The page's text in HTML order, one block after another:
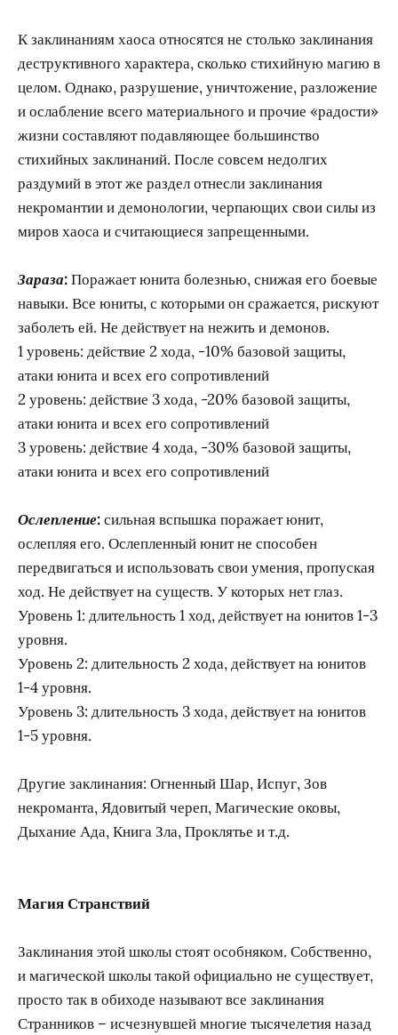
К заклинаниям хаоса относятся не столько заклинания
деструктивного характера, сколько стихийную магию в
целом. Однако, разрушение, уничтожение, разложение
и ослабление всего материального и прочие «радости»
жизни составляют подавляющее большинство
стихийных заклинаний. После совсем недолгих
раздумий в этот же раздел отнесли заклинания
некромантии и демонологии, черпающих свои силы из
миров хаоса и считающиеся запрещенными.
Зараза:Поражает юнита болезнью, снижая его боевые
навыки. Все юниты, с которыми он сражается, рискуют
заболеть ей. Не действует на нежить и демонов.
1 уровень: действие 2 хода, -10% базовой защиты,
атаки юнита и всех его сопротивлений
2 уровень: действие 3 хода, -20% базовой защиты,
атаки юнита и всех его сопротивлений
3 уровень: действие 4 хода, -30% базовой защиты,
атаки юнита и всех его сопротивлений
Ослепление:сильная вспышка поражает юнит,
ослепляя его. Ослепленный юнит не способен
передвигаться и использовать свои умения, пропуская
ход. Не действует на существ. У которых нет глаз.
Уровень 1: длительность 1 ход, действует на юнитов 1-3
уровня.
Уровень 2: длительность 2 хода, действует на юнитов
1-4 уровня.
Уровень 3: длительность 3 хода, действует на юнитов
1-5 уровня.
Другие заклинания: Огненный Шар, Испуг, Зов
некроманта, Ядовитый череп, Магические оковы,
Дыхание Ада, Книга Зла, Проклятье и т.д.
Магия Странствий
Заклинания этой школы стоят особняком. Собственно,
и магической школы такой официально не существует,
просто так в обиходе называют все заклинания
Странников – исчезнувшей многие тысячелетия назад